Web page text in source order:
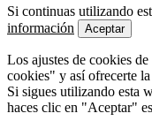
Si continuas utilizando
información
Aceptar
Los ajustes de cookies
cookies" y así ofrecerte
Si sigues utilizando esta
haces clic en "Aceptar"